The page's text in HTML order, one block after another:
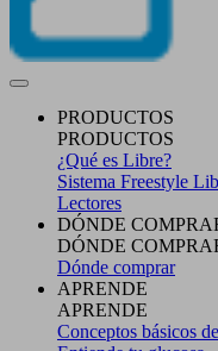
PRODUCTOS
PRODUCTOS
¿Qué es Libre?
Sistema Freestyle
Lectores
DÓNDE
DÓNDE
Dónde comprar
APRENDE
APRENDE
Conceptos básicos